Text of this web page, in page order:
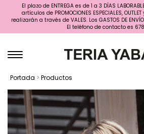
El plazo de ENTREGA es de 1 a 3 DÍAS
artículos de PROMOCIONES ESPECIALES,
realizarán a través de VALES. Los GASTOS DE
El teléfono de contacto es
Portada > Productos